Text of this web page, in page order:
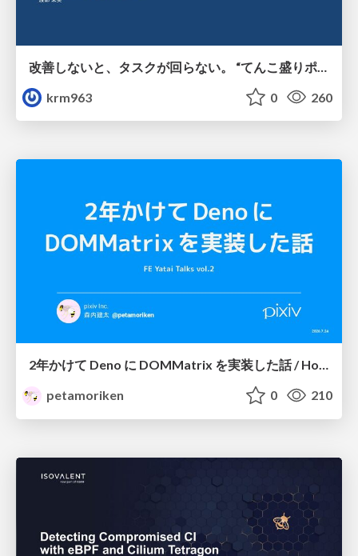
krm963
0 260
2年かけて Deno に DOMMatrix を実装した話 / How I implemented DOMMatrix in Deno over two years
petamoriken
0 210